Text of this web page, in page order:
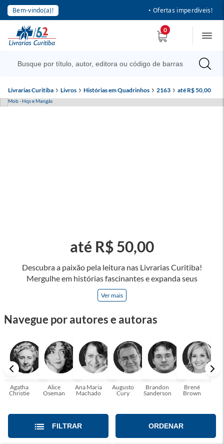
Bem-vindo(a)! • Ofertas imperdíveis!
0
Livrarias Curitiba Livros Histórias em Quadrinhos 2163 até R$ 50,00
Descubra a paixão pela leitura nas Livrarias Curitiba!
Mergulhe em histórias fascinantes e expanda seus
horizontes, onde cada página é uma porta para novos
universos e perspectivas. Ler nos permite viajar sem sair do
e tenha a oportunidade de alcançar o seu crescimento
passe um tempo no mundo da imaginação! A leitura
transforma vidas e estamos aqui para ajudar a transformar a
sua! Tenha certeza, temos o livro perfeito para você!
Ver mais
até R$ 50,00
Navegue por autores e autoras
Agatha
Christie
Alice
Oseman
Ana Maria
Machado
Augusto
Cury
Brandon
Sanderson
Brené
Brown
FILTRAR ORDENAR